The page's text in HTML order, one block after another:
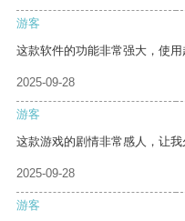
游客
这款软件的功能非常强大，使用
2025-09-28
游客
这款游戏的剧情非常感人，让我
2025-09-28
游客